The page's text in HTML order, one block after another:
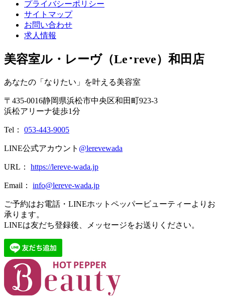
プライバシーポリシー
サイトマップ
お問い合わせ
求人情報
美容室ル・レーヴ（Le･reve）和田店
あなたの「なりたい」を叶える美容室
〒 435-0016静岡県浜松市中央区和田町923-3
浜松アリーナ徒歩1分
Tel： 053-443-9005
LINE公式アカウント @lerevewada
URL： https://lereve-wada.jp
Email： info@lereve-wada.jp
ご予約はお電話・LINEホットペッパービューティーよりお
承ります。
LINEは友だち登録後、メッセージをお送りください。